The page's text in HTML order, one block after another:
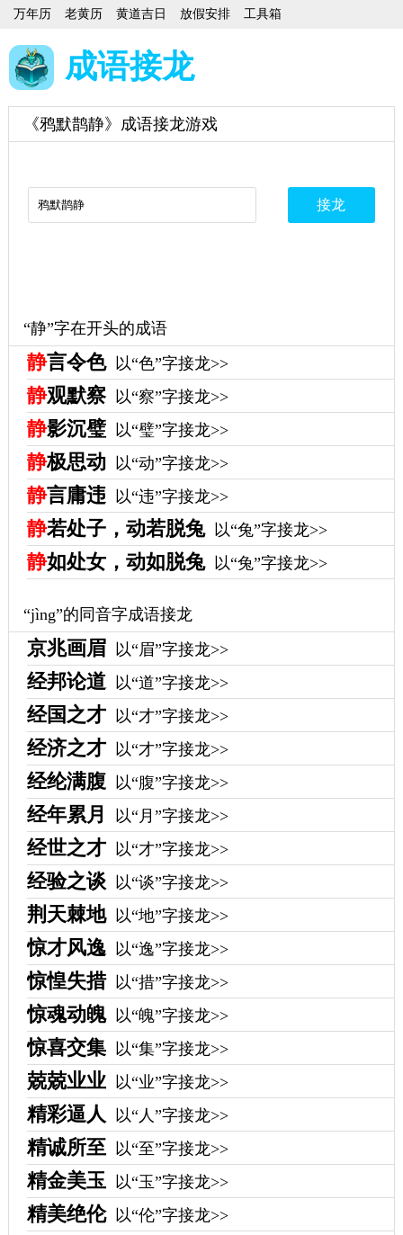
万年历 老黄历 黄道吉日 放假安排 工具箱
成语接龙
《鸦默鹊静》成语接龙游戏
“静”字在开头的成语
静言令色 以“色”字接龙>>
静观默察 以“察”字接龙>>
静影沉璧 以“璧”字接龙>>
静极思动 以“动”字接龙>>
静言庸违 以“违”字接龙>>
静若处子，动若脱兔 以“兔”字接龙>>
静如处女，动如脱兔 以“兔”字接龙>>
“jìng”的同音字成语接龙
京兆画眉 以“眉”字接龙>>
经邦论道 以“道”字接龙>>
经国之才 以“才”字接龙>>
经济之才 以“才”字接龙>>
经纶满腹 以“腹”字接龙>>
经年累月 以“月”字接龙>>
经世之才 以“才”字接龙>>
经验之谈 以“谈”字接龙>>
荆天棘地 以“地”字接龙>>
惊才风逸 以“逸”字接龙>>
惊惶失措 以“措”字接龙>>
惊魂动魄 以“魄”字接龙>>
惊喜交集 以“集”字接龙>>
兢兢业业 以“业”字接龙>>
精彩逼人 以“人”字接龙>>
精诚所至 以“至”字接龙>>
精金美玉 以“玉”字接龙>>
精美绝伦 以“伦”字接龙>>